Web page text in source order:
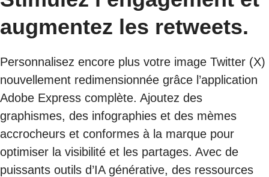
augmentez les retweets.
Personnalisez encore plus votre image Twitter (X)
nouvellement redimensionnée grâce l’application
Adobe Express complète. Ajoutez des
graphismes, des infographies et des mèmes
accrocheurs et conformes à la marque pour
optimiser la visibilité et les partages. Avec de
puissants outils d’IA générative, des ressources